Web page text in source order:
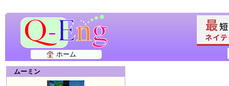
ホーム
ムーミン